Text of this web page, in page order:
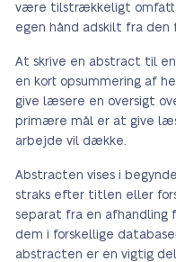
være tilstrækkeligt
egen hånd adskilt fra den
At skrive en abstract til
en kort opsummering af
give læsere en oversigt
primære mål er at give
arbejde vil dække.
Abstracten vises i
straks efter titlen eller
separat fra en
dem i forskellige
abstracten er en vigtig